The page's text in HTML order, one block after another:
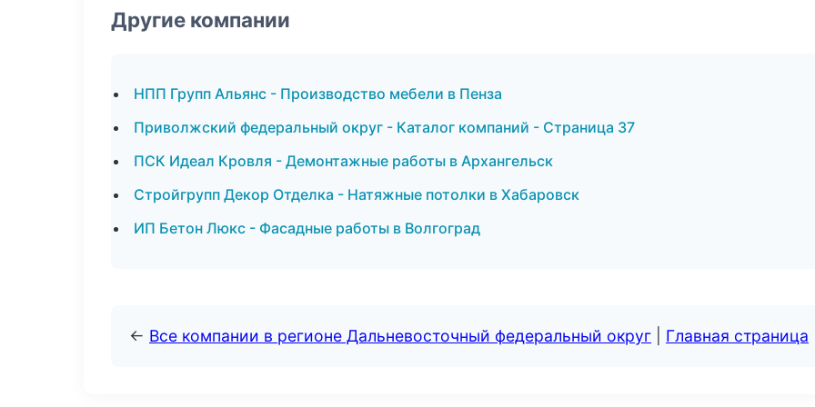
Другие компании
НПП Групп Альянс - Производство мебели в Пенза
Приволжский федеральный округ - Каталог компаний - Страница 37
ПСК Идеал Кровля - Демонтажные работы в Архангельск
Стройгрупп Декор Отделка - Натяжные потолки в Хабаровск
ИП Бетон Люкс - Фасадные работы в Волгоград
← Все компании в регионе Дальневосточный федеральный округ Главная страница